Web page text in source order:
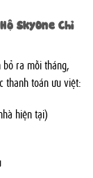
SkyOne Chỉ
ra mỗi tháng,
thanh toán ưu việt:
hiện tại)